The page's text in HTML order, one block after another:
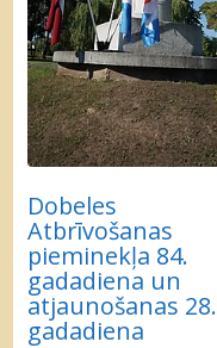
Dobeles
Atbrīvošanas
pieminekļa 84.
gadadiena un
atjaunošanas 28.
gadadiena